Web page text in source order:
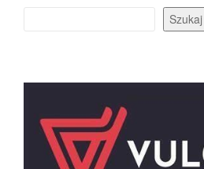
Szukaj